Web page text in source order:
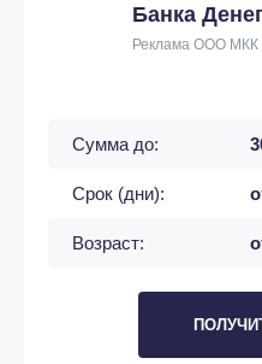
Банка Денег
Реклама ООО МКК
Сумма до:
Срок (дни):
Возраст: